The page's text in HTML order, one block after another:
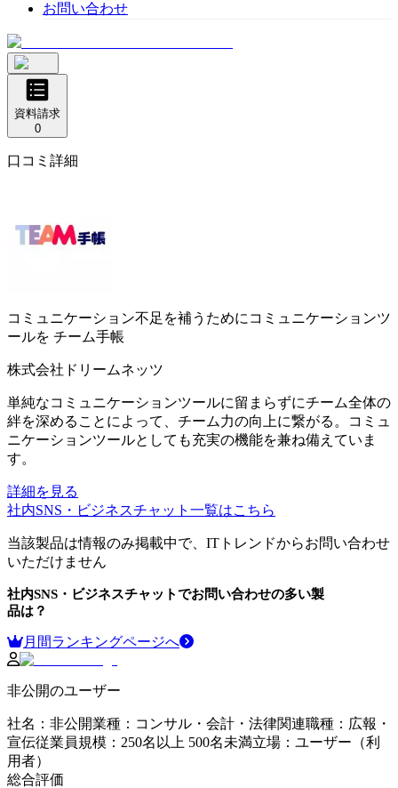
お問い合わせ
資料請求
0
口コミ詳細
コミュニケーション不足を補うためにコミュニケーションツ
ールを チーム手帳
株式会社ドリームネッツ
単純なコミュニケーションツールに留まらずにチーム全体の
絆を深めることによって、チーム力の向上に繋がる。コミュ
ニケーションツールとしても充実の機能を兼ね備えていま
す。
詳細を見る
社内SNS・ビジネスチャット 一覧はこちら
当該製品は情報のみ掲載中で、ITトレンドからお問い合わせ
いただけません
社内SNS・ビジネスチャットでお問い合わせの多い製
品は？
月間ランキングページへ
非公開のユーザー
社名 ： 非公開業種 ： コンサル・会計・法律関連職種 ： 広報・
宣伝従業員規模 ： 250名以上 500名未満立場 ： ユーザー（利
用者）
総合評価